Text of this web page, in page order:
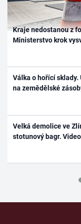
Kraje nedostanou z
Ministerstvo krok
Válka o hořící
na zemědělské
Velká demolice ve
stotunový bagr.